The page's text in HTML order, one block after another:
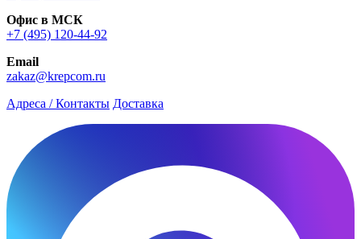
Офис в МСК
+7 (495) 120-44-92
Email
zakaz@krepcom.ru
Адреса / Контакты Доставка